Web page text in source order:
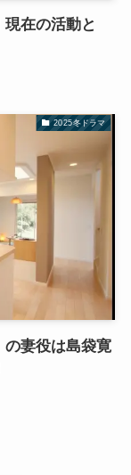
在の活動と
2025冬ドラマ
の妻役は島袋寛